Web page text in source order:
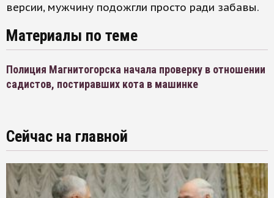
версии, мужчину подожгли просто ради забавы.
Материалы по теме
Полиция Магнитогорска начала проверку в отношении
садистов, постиравших кота в машинке
Сейчас на главной